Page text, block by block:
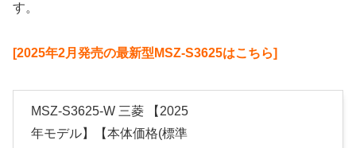
す。
[2025年2月発売の最新型MSZ-S3625はこちら]
MSZ-S3625-W 三菱 【2025
年モデル】【本体価格(標準